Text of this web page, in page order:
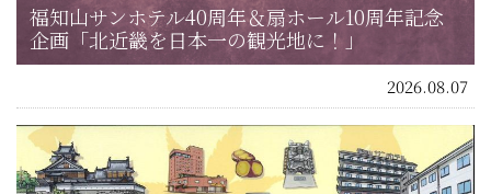
福知山サンホテル40周年＆扇ホール10周年記念
企画「北近畿を日本一の観光地に！」
2026.08.07